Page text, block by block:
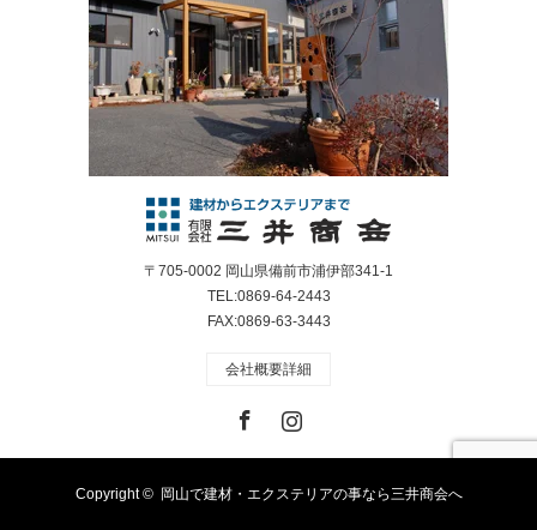
〒705-0002 岡山県備前市浦伊部341-1
TEL:0869-64-2443
FAX:0869-63-3443
会社概要詳細
Copyright © 岡山で建材・エクステリアの事なら三井商会へ